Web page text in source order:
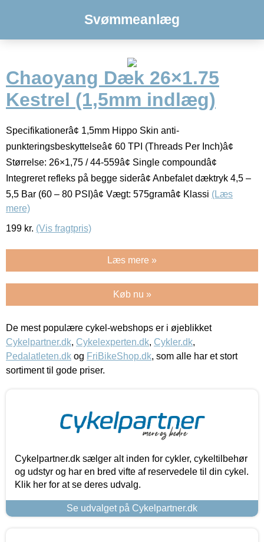
Svømmeanlæg
Chaoyang Dæk 26×1.75
Kestrel (1,5mm indlæg)
Specifikationerâ¢ 1,5mm Hippo Skin anti-
punkteringsbeskyttelseâ¢ 60 TPI (Threads Per Inch)â¢
Størrelse: 26×1,75 / 44-559â¢ Single compoundâ¢
Integreret refleks på begge siderâ¢ Anbefalet dæktryk 4,5 –
5,5 Bar (60 – 80 PSI)â¢ Vægt: 575gramâ¢ Klassi (Læs
mere)
199 kr. (Vis fragtpris)
Læs mere »
Køb nu »
De mest populære cykel-webshops er i øjeblikket
Cykelpartner.dk, Cykelexperten.dk, Cykler.dk,
Pedalatleten.dk og FriBikeShop.dk, som alle har et stort
sortiment til gode priser.
Cykelpartner.dk sælger alt inden for cykler, cykeltilbehør
og udstyr og har en bred vifte af reservedele til din cykel.
Klik her for at se deres udvalg.
Se udvalget på Cykelpartner.dk